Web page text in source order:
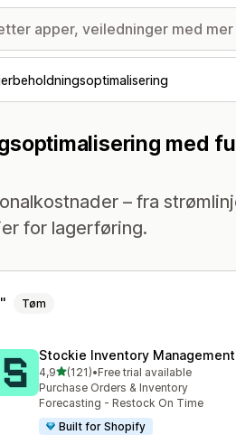
med
– fra
for lagerføring.
Tøm
Stockie Inventory Management
4,9av 5 stjerner
(121)
Totalt 121 omtaler
•Free trial available
Purchase Orders & Inventory
Forecasting - Restock On Time
Built for Shopify